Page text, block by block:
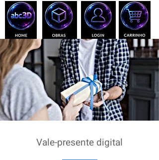
Vale-presente digital